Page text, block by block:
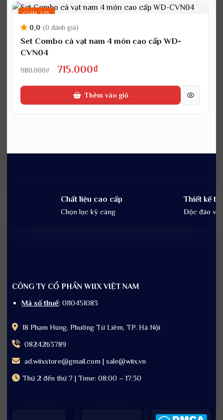
715.000₫.
GIẢM 27%
0,0•(0 đánh giá)
Set Combo cà vạt nam 4 món cao cấp WD-
CVN04
980.000₫
Giá
gốc
715.000₫Giá
hiện
tại
Thêm vào giỏ
Chất liệu cao cấp
Chọn lọc kỹ càng
Thiết kế
Độc đáo và
CÔNG TY CỔ PHẦN WIIX VIỆT NAM
Mã số thuế: 0110451083
18 Phạm Hùng, Phường Từ Liêm, TP. Hà Nội
0824263789
ad.wiixstore@gmail.com | sale@wiix.vn
Thứ 2 đến thứ 7 | Time: 08:00 – 17:30